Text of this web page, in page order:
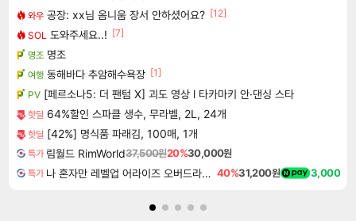
와우 공장: xx님 옴니움 장서 안하셨어요? [12]
SOL 도와주세요..! [7]
명조 명조
여행 동해바다 추암해수욕장 [1]
PV [페르소나5: 더 팬텀 X] 괴도 영상 l 타카마키 안·댄싱 스타
핫딜 64%할인 스파클 생수, 무라벨, 2L, 24개
핫딜 [42%] 명식품 파래김, 100매, 1개
특가 림월드 RimWorld37,500원20%30,000원
특가 나 혼자만 레벨업 어라이즈 오버드라이브 디럭스 에디션 Solo Leveling Arise Overdrive Deluxe Edition 40%31,200원 3,000